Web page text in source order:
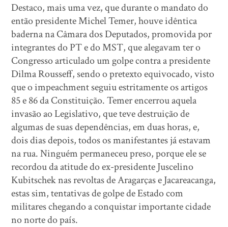
Destaco, mais uma vez, que durante o mandato do
então presidente Michel Temer, houve idêntica
baderna na Câmara dos Deputados, promovida por
integrantes do PT e do MST, que alegavam ter o
Congresso articulado um golpe contra a presidente
Dilma Rousseff, sendo o pretexto equivocado, visto
que o impeachment seguiu estritamente os artigos
85 e 86 da Constituição. Temer encerrou aquela
invasão ao Legislativo, que teve destruição de
algumas de suas dependências, em duas horas, e,
dois dias depois, todos os manifestantes já estavam
na rua. Ninguém permaneceu preso, porque ele se
recordou da atitude do ex-presidente Juscelino
Kubitschek nas revoltas de Aragarças e Jacareacanga,
estas sim, tentativas de golpe de Estado com
militares chegando a conquistar importante cidade
no norte do país.